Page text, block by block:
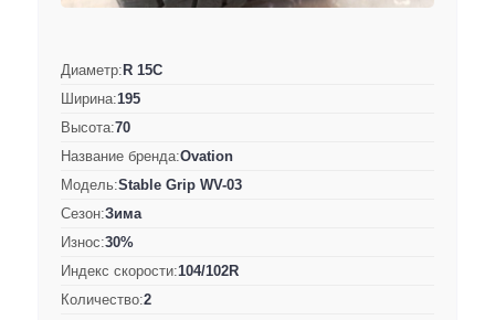
Диаметр:R 15C
Ширина:195
Высота:70
Название бренда:Ovation
Модель:Stable Grip WV-03
Сезон:Зима
Износ:30%
Индекс скорости:104/102R
Количество:2